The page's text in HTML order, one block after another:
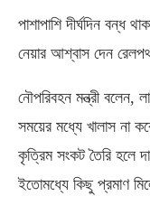
পাশাপাশি দীর্ঘদিন বন্ধ
নেয়ার আশ্বাস দেন রেলপথ
নৌপরিবহন মন্ত্রী বলেন,
সময়ের মধ্যে খালাস না
কৃত্রিম সংকট তৈরি হলে
ইতোমধ্যে কিছু প্রমাণ